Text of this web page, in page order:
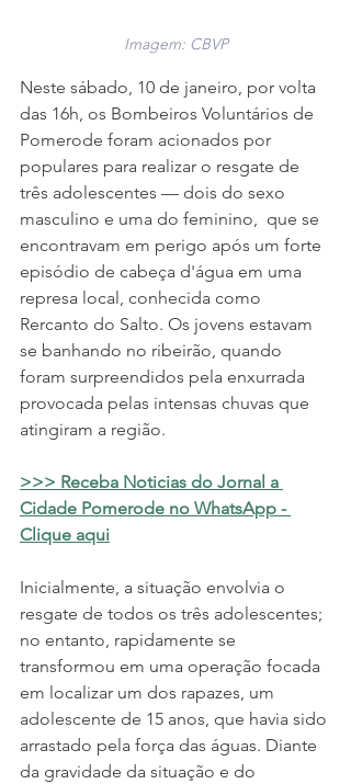
Imagem: CBVP
Neste sábado, 10 de janeiro, por volta
das 16h, os Bombeiros Voluntários de
Pomerode foram acionados por
populares para realizar o resgate de
três adolescentes — dois do sexo
masculino e uma do feminino,  que se
encontravam em perigo após um forte
episódio de cabeça d'água em uma
represa local, conhecida como
Rercanto do Salto. Os jovens estavam
se banhando no ribeirão, quando
foram surpreendidos pela enxurrada
provocada pelas intensas chuvas que
atingiram a região.
>>> Receba Noticias do Jornal a
Cidade Pomerode no WhatsApp -
Clique aqui
Inicialmente, a situação envolvia o
resgate de todos os três adolescentes;
no entanto, rapidamente se
transformou em uma operação focada
em localizar um dos rapazes, um
adolescente de 15 anos, que havia sido
arrastado pela força das águas. Diante
da gravidade da situação e do